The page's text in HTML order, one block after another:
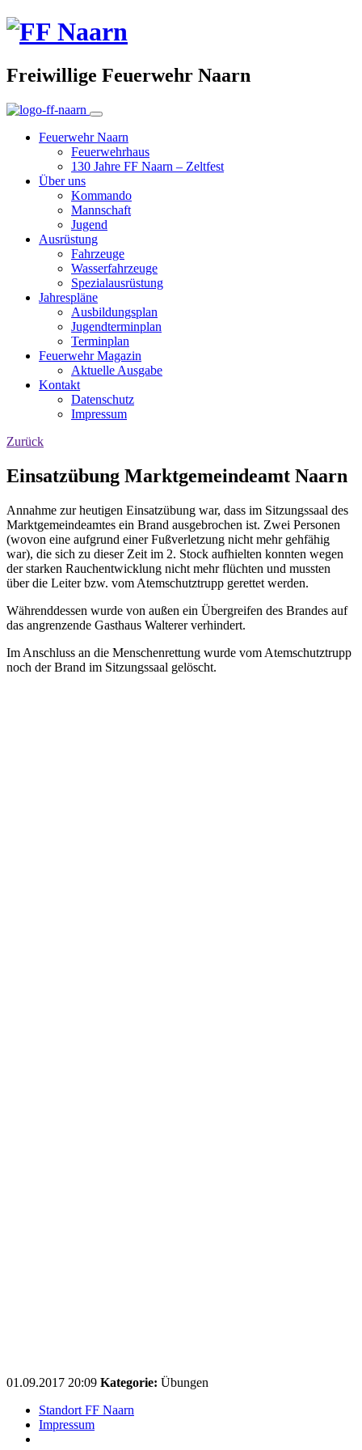
Freiwillige Feuerwehr Naarn
Feuerwehr Naarn
Feuerwehrhaus
130 Jahre FF Naarn – Zeltfest
Über uns
Kommando
Mannschaft
Jugend
Ausrüstung
Fahrzeuge
Wasserfahrzeuge
Spezialausrüstung
Jahrespläne
Ausbildungsplan
Jugendterminplan
Terminplan
Feuerwehr Magazin
Aktuelle Ausgabe
Kontakt
Datenschutz
Impressum
Zurück
Einsatzübung Marktgemeindeamt Naarn
Annahme zur heutigen Einsatzübung war, dass im Sitzungssaal des
Marktgemeindeamtes ein Brand ausgebrochen ist. Zwei Personen
(wovon eine aufgrund einer Fußverletzung nicht mehr gehfähig
war), die sich zu dieser Zeit im 2. Stock aufhielten konnten wegen
der starken Rauchentwicklung nicht mehr flüchten und mussten
über die Leiter bzw. vom Atemschutztrupp gerettet werden.
Währenddessen wurde von außen ein Übergreifen des Brandes auf
das angrenzende Gasthaus Walterer verhindert.
Im Anschluss an die Menschenrettung wurde vom Atemschutztrupp
noch der Brand im Sitzungssaal gelöscht.
01.09.2017 20:09 Kategorie: Übungen
Standort FF Naarn
Impressum